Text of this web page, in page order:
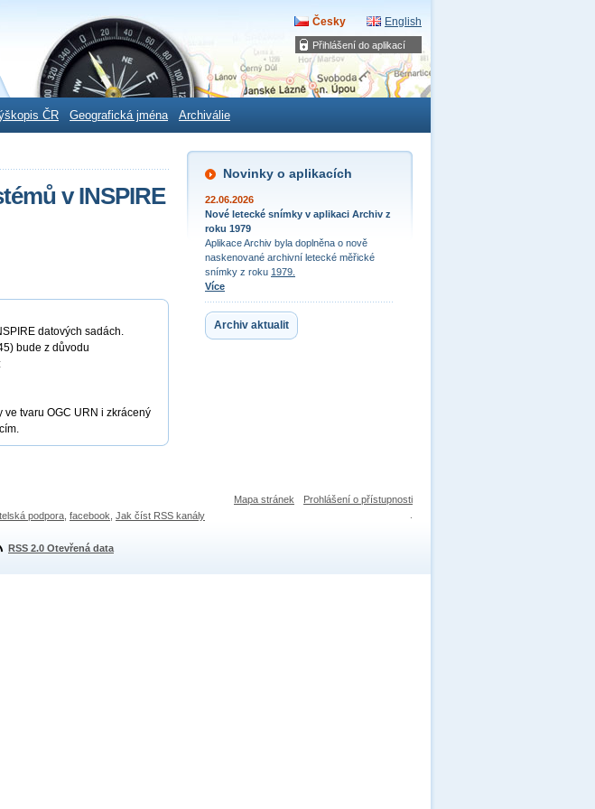
Přihlášení do aplikací
Česky English
ČR Geografická jména Archiválie
Novinky o aplikacích
22.06.2026
Nové letecké snímky v aplikaci Archiv z
roku 1979
Aplikace Archiv byla doplněna o nově
naskenované archivní letecké měřické
snímky z roku 1979.
Více
Archiv aktualit
v INSPIRE
datových sadách.
bude z důvodu
tvaru OGC URN i zkrácený
Mapa stránek Prohlášení o přístupnosti
podpora facebook Jak číst RSS kanály
RSS 2.0 Otevřená data